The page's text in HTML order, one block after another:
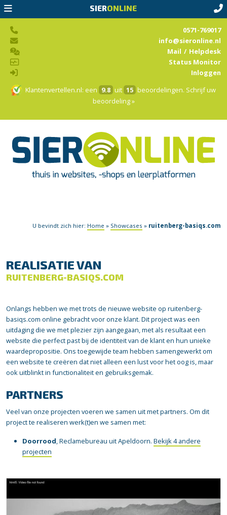
SIERONLINE
Klantenvertellen.nl: een 9.8 uit 15 beoordelingen. Schrijf uw
beoordeling »
0571-769017
info@sieronline.nl
Mail / Helpdesk
Status Monitor
Inloggen
U bevindt zich hier: Home » Showcases » ruitenberg-basiqs.com
REALISATIE VAN
RUITENBERG-BASIQS.COM
Onlangs hebben we met trots de nieuwe website op ruitenberg-
basiqs.com online gebracht voor onze klant. Dit project was een
uitdaging die we met plezier zijn aangegaan, met als resultaat een
website die perfect past bij de identiteit van de klant en hun unieke
waardepropositie. Ons toegewijde team hebben samengewerkt om
een website te creëren dat niet alleen een lust voor het oog is, maar
ook uitblinkt in functionaliteit en gebruiksgemak.
PARTNERS
Veel van onze projecten voeren we samen uit met partners. Om dit
project te realiseren werk(t)en we samen met:
Doorrood, Reclamebureau uit Apeldoorn. Bekijk 4 andere
projecten